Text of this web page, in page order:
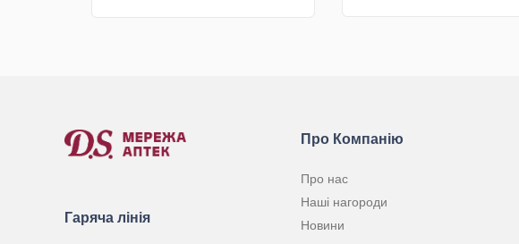
Гаряча лінія
Про Компанію
Про нас
Наші нагороди
Новини